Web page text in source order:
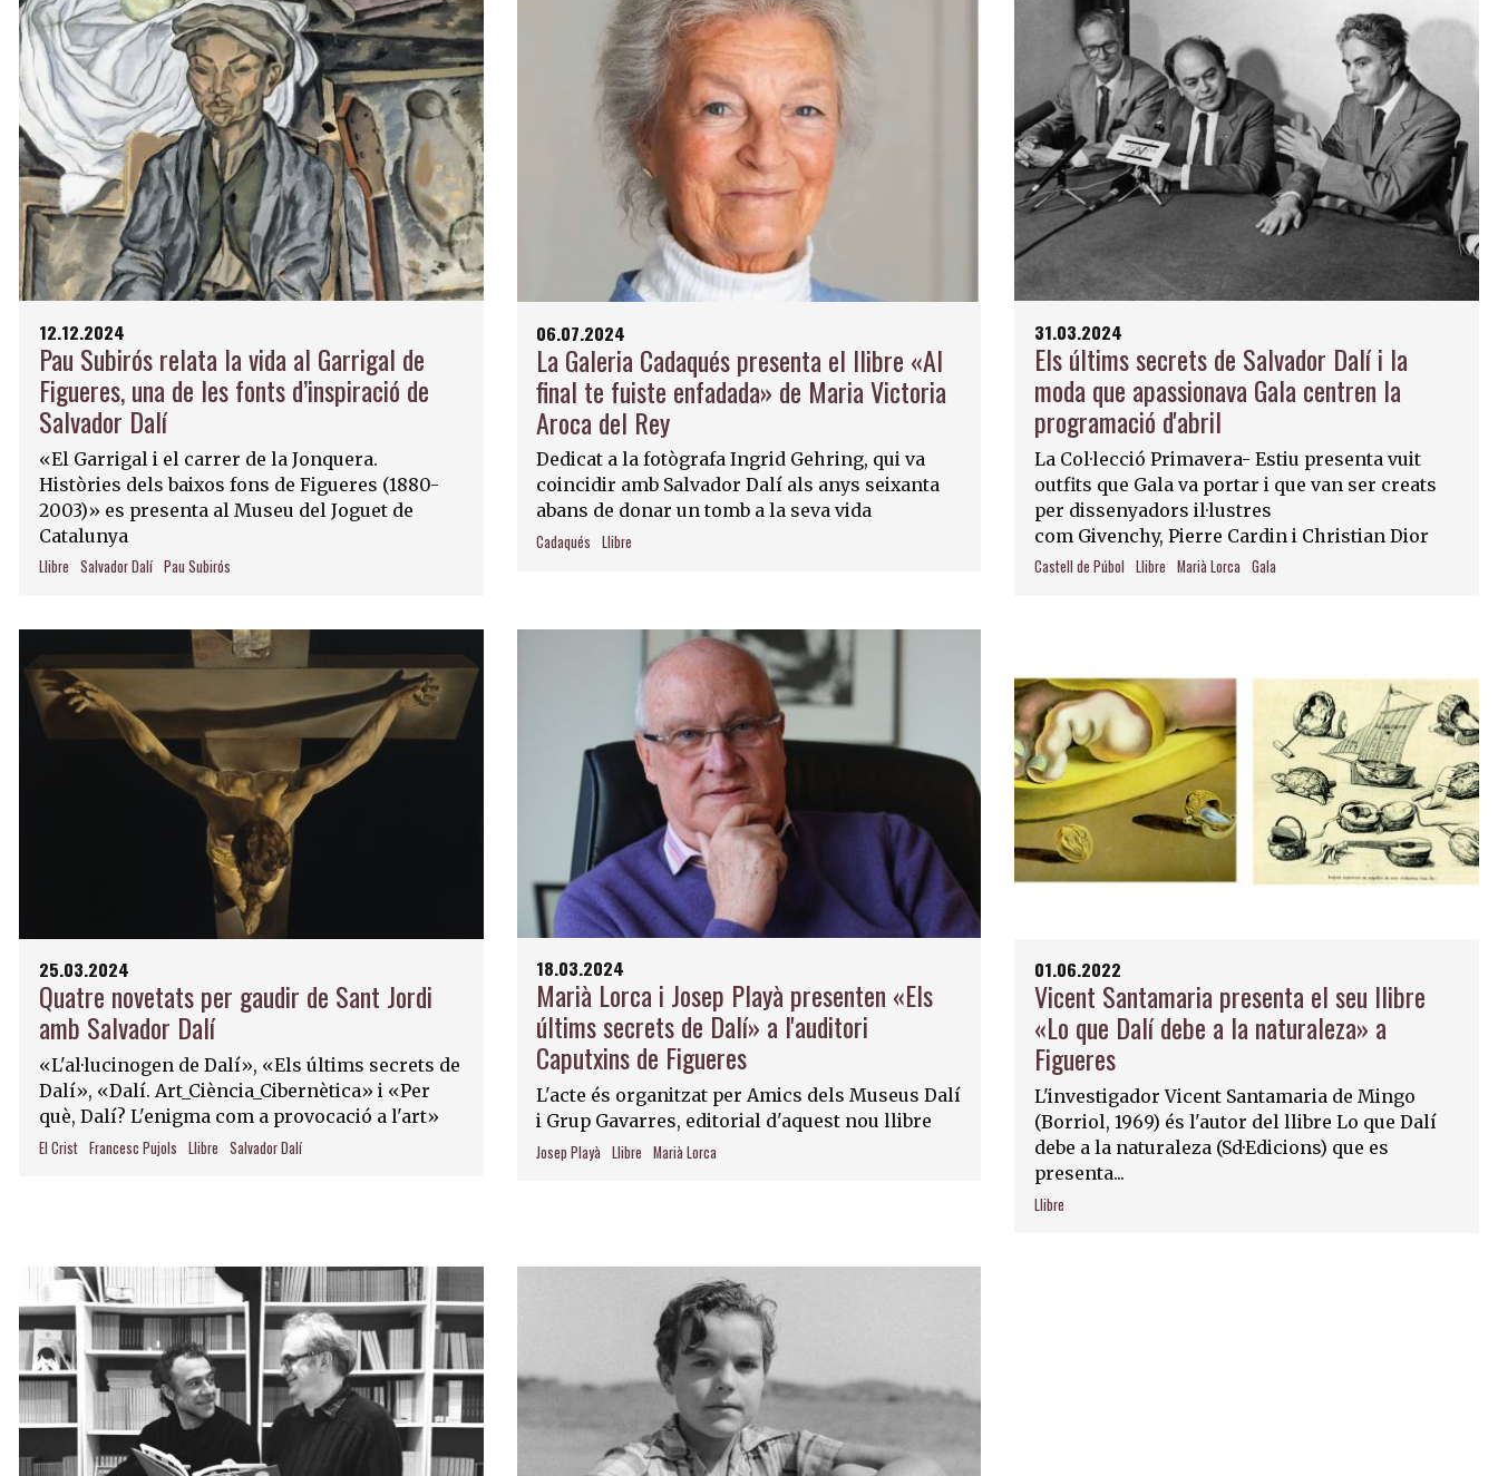
12.12.2024
Pau Subirós relata la vida al Garrigal de
Figueres, una de les fonts d’inspiració de
Salvador Dalí
«El Garrigal i el carrer de la Jonquera.
Històries dels baixos fons de Figueres (1880-
2003)» es presenta al Museu del Joguet de
Catalunya
Llibre Salvador Dalí Pau Subirós
06.07.2024
La Galeria Cadaqués presenta el llibre «Al
final te fuiste enfadada» de Maria Victoria
Aroca del Rey
Dedicat a la fotògrafa Ingrid Gehring, qui va
coincidir amb Salvador Dalí als anys seixanta
abans de donar un tomb a la seva vida
Cadaqués Llibre
31.03.2024
Els últims secrets de Salvador Dalí i la
moda que apassionava Gala centren la
programació d'abril
La Col·lecció Primavera- Estiu presenta vuit
outfits que Gala va portar i que van ser creats
per dissenyadors il·lustres
com Givenchy, Pierre Cardin i Christian Dior
Castell de Púbol Llibre Marià Lorca Gala
25.03.2024
Quatre novetats per gaudir de Sant Jordi
amb Salvador Dalí
«L'al·lucinogen de Dalí», «Els últims secrets de
Dalí», «Dalí. Art_Ciència_Cibernètica» i «Per
què, Dalí? L'enigma com a provocació a l'art»
El Crist Francesc Pujols Llibre Salvador Dalí
18.03.2024
Marià Lorca i Josep Playà presenten «Els
últims secrets de Dalí» a l'auditori
Caputxins de Figueres
L'acte és organitzat per Amics dels Museus Dalí
i Grup Gavarres, editorial d'aquest nou llibre
Josep Playà Llibre Marià Lorca
01.06.2022
Vicent Santamaria presenta el seu llibre
«Lo que Dalí debe a la naturaleza» a
Figueres
L'investigador Vicent Santamaria de Mingo
(Borriol, 1969) és l'autor del llibre Lo que Dalí
debe a la naturaleza (Sd·Edicions) que es
presenta...
Llibre